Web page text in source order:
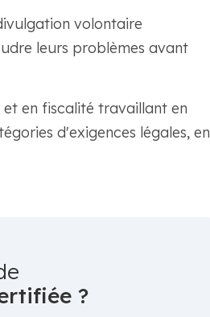
volontaire
leurs problèmes avant
en fiscalité travaillant en
d'exigences légales, en
?